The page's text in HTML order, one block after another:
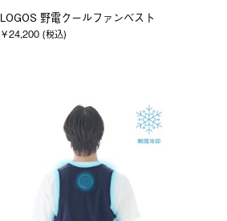
LOGOS 野電クールファンベスト
￥24,200 (税込)